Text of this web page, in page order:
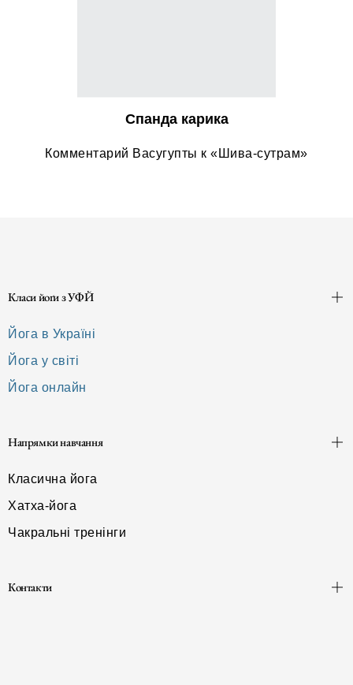
Спанда карика
Комментарий Васугупты к «Шива-сутрам»
Класи йоґи з УФЙ
Йога в Україні
Йога у світі
Йога онлайн
Напрямки навчання
Класична йога
Хатха-йога
Чакральні тренінги
Контакти